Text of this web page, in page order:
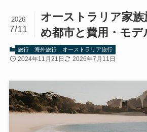
オーストラリア家
め都市と費用・モデ
2026
7/11
旅行 海外旅行 オーストラリア旅行
2024年11月21日 2026年7月11日